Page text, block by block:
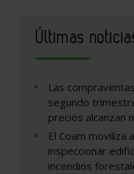
Últimas
Las
segundo
precios alcanzan
El Coam
inspeccionar
incendios